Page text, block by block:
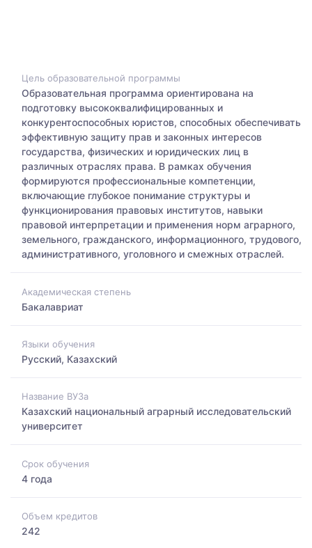
Цель образовательной программы
Образовательная программа ориентирована на
подготовку высококвалифицированных и
конкурентоспособных юристов, способных обеспечивать
эффективную защиту прав и законных интересов
государства, физических и юридических лиц в
различных отраслях права. В рамках обучения
формируются профессиональные компетенции,
включающие глубокое понимание структуры и
функционирования правовых институтов, навыки
правовой интерпретации и применения норм аграрного,
земельного, гражданского, информационного, трудового,
административного, уголовного и смежных отраслей.
Академическая степень
Бакалавриат
Языки обучения
Русский, Казахский
Название ВУЗа
Казахский национальный аграрный исследовательский
университет
Срок обучения
4 года
Объем кредитов
242